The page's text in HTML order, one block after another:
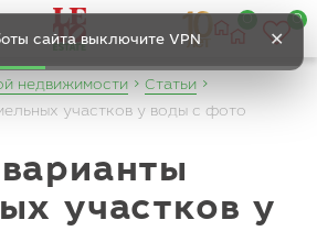
сайта выключите VPN ✕
0
недвижимости
Статьи
участков у воды с фото
участков у